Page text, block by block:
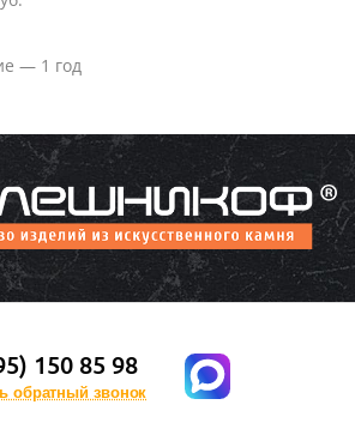
— 1 год
150 85 98
обратный звонок